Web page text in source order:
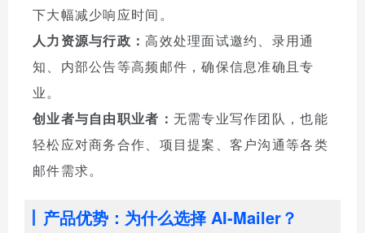
下大幅减少响应时间。
人力资源与行政：高效处理面试邀约、录用通
知、内部公告等高频邮件，确保信息准确且专
业。
创业者与自由职业者： 无需专业写作团队，也能
轻松应对商务合作、项目提案、客户沟通等各类
邮件需求。
产品优势：为什么选择 AI-Mailer？